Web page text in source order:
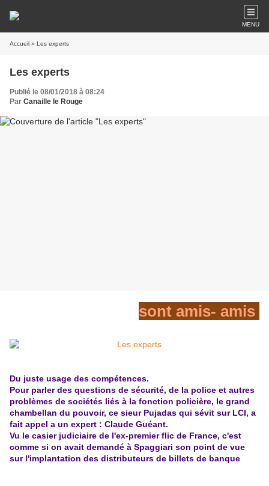
MENU
Accueil » Les experts
Les experts
Publié le 08/01/2018 à 08:24
Par Canaille le Rouge
sont amis- amis
Du juste usage des compétences.
Pour parler des questions de sécurité, de la police et autres
problèmes de sociétés liés à la fonction policière, le grand
chambellan du pouvoir, ce sieur Pujadas qui sévit sur LCI, a
fait appel a un expert : Claude Guéant.
Vu le casier judiciaire de l'ex-premier flic de France, c'est
comme si on avait demandé à Spaggiari son point de vue
sur l'implantation des distributeurs de billets de banque